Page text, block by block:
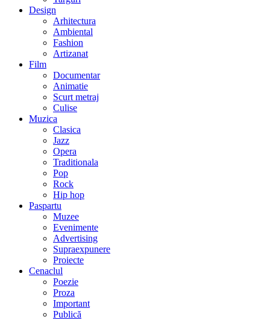
Design
Arhitectura
Ambiental
Fashion
Artizanat
Film
Documentar
Animatie
Scurt metraj
Culise
Muzica
Clasica
Jazz
Opera
Traditionala
Pop
Rock
Hip hop
Paspartu
Muzee
Evenimente
Advertising
Supraexpunere
Proiecte
Cenaclul
Poezie
Proza
Important
Publică